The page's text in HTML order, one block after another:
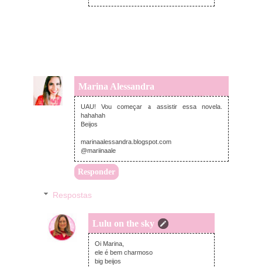
Marina Alessandra
domingo, novembro 09, 2014
UAU! Vou começar a assistir essa novela.
hahahah
Beijos
marinaalessandra.blogspot.com
@mariinaale
Responder
Respostas
Lulu on the sky
domingo, novembro 09, 2014
Oi Marina,
ele é bem charmoso
big beijos